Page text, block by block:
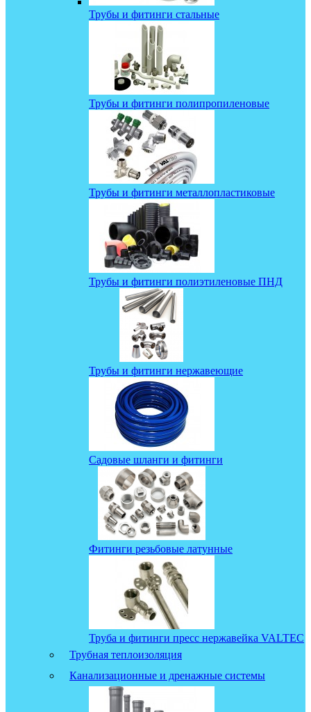
Трубы и фитинги стальные
Трубы и фитинги полипропиленовые
Трубы и фитинги металлопластиковые
Трубы и фитинги полиэтиленовые ПНД
Трубы и фитинги нержавеющие
Садовые шланги и фитинги
Фитинги резьбовые латунные
Труба и фитинги пресс нержавейка VALTEC
Трубная теплоизоляция
Канализационные и дренажные системы